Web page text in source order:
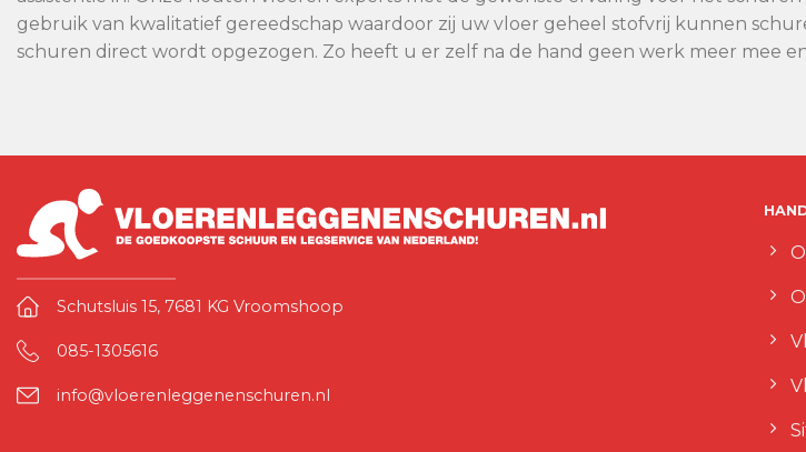
gebruik van kwalitatief gereedschap waardoor zij uw vloer geheel stofvrij kunnen
schuren direct wordt opgezogen. Zo heeft u er zelf na de hand geen werk meer mee
Schutsluis 15, 7681 KG Vroomshoop
085-1305616
info@vloerenleggenenschuren.nl